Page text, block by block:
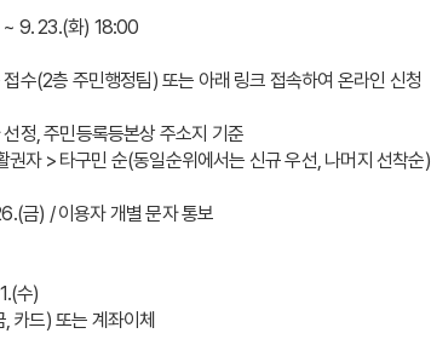
9. 23.(화) 18:00
수(2층 주민행정팀) 또는 아래 링크 접속하여 온라인 신청
정, 주민등록등본상 주소지 기준
권자 > 타구민 순(동일순위에서는 신규 우선, 나머지 선착순)
금) / 이용자 개별 문자 통보
수)
, 카드) 또는 계좌이체